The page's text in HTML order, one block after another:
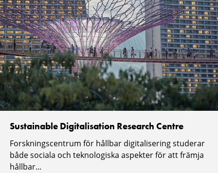
Sustainable Digitalisation Research Centre
Forskningscentrum för hållbar digitalisering studerar
både sociala och teknologiska aspekter för att främja
hållbar...